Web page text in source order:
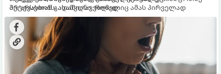
არ არსებობს. ადამიანი, რომელიც ამას პირველად
განიცდის, ხშირად ფიქრობს, რომ გულის შეტევა აქვს ან
გონებას კარგავს. იმისათვის, რომ მდგომარეობა
სწრაფად მართოთ, საჭიროა მისი სიმპტომების ცოდნა და
პირველადი დახმარების ტექნიკების ათვისება.
შეტევასთან გასამკლავებლად: